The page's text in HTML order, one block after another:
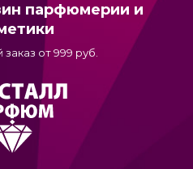
парфюмерии и
от 999 руб.